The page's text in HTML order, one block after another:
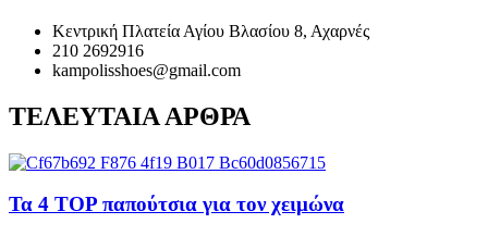
Κεντρική Πλατεία Αγίου Βλασίου 8, Αχαρνές
210 2692916
kampolisshoes@gmail.com
ΤΕΛΕΥΤΑΙΑ ΑΡΘΡΑ
Τα 4 TOP παπούτσια για τον χειμώνα